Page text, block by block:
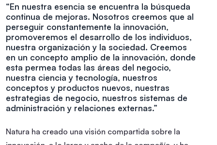
“En nuestra esencia se encuentra la búsqueda
continua de mejoras. Nosotros creemos que al
perseguir constantemente la innovación,
promoveremos el desarrollo de los individuos,
nuestra organización y la sociedad. Creemos
en un concepto amplio de la innovación, donde
esta permea todas las áreas del negocio,
nuestra ciencia y tecnología, nuestros
conceptos y productos nuevos, nuestras
estrategias de negocio, nuestros sistemas de
administración y relaciones externas.”
Natura ha creado una visión compartida sobre la